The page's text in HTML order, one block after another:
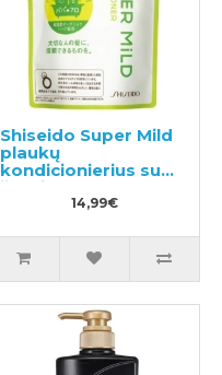
Shiseido Super Mild
plaukų
kondicionierius su
žolelių aromatu,
užpildas 400ml
14,99€